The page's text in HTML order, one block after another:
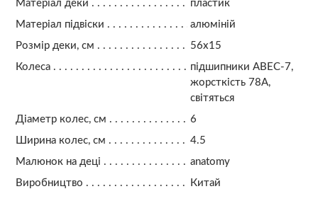
Матеріал деки
пластик
Матеріал підвіски
алюміній
Розмір деки, см
56х15
Колеса
підшипники АВЕС-7,
жорсткість 78А,
світяться
Діаметр колес, см
6
Ширина колес, см
4.5
Малюнок на деці
anatomy
Виробництво
Китай